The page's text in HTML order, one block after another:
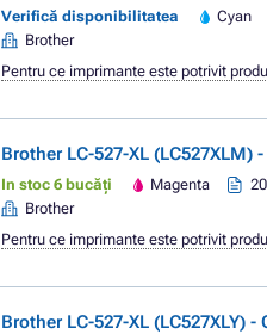
Verifică disponibilitatea Cyan
Brother
Pentru ce imprimante este potrivit
Brother LC-527-XL (LC527XLM)
In stoc 6 bucăți Magenta
Brother
Pentru ce imprimante este potrivit
Brother LC-527-XL (LC527XLY)